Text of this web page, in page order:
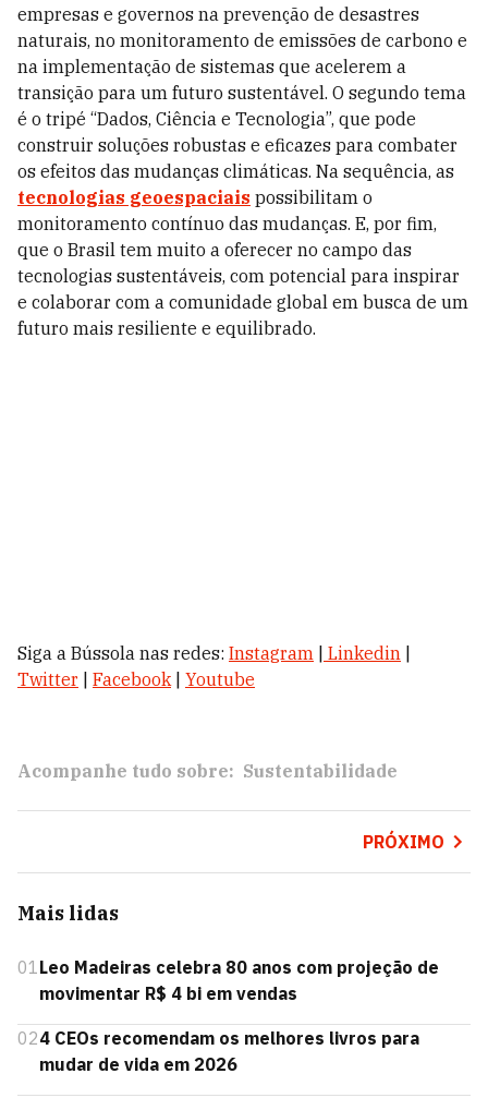
empresas e governos na prevenção de desastres
naturais, no monitoramento de emissões de carbono e
na implementação de sistemas que acelerem a
transição para um futuro sustentável. O segundo tema
é o tripé “Dados, Ciência e Tecnologia”, que pode
construir soluções robustas e eficazes para combater
os efeitos das mudanças climáticas. Na sequência, as
tecnologias geoespaciais possibilitam o
monitoramento contínuo das mudanças. E, por fim,
que o Brasil tem muito a oferecer no campo das
tecnologias sustentáveis, com potencial para inspirar
e colaborar com a comunidade global em busca de um
futuro mais resiliente e equilibrado.
Siga a Bússola nas redes: Instagram Linkedin
Twitter
Facebook| Youtube
Acompanhe tudo sobre: Sustentabilidade
PRÓXIMO
Mais lidas
01Leo Madeiras celebra 80 anos com projeção de
movimentar R$ 4 bi em vendas
024 CEOs recomendam os melhores livros para
mudar de vida em 2026